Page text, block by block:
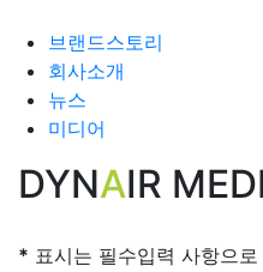
브랜드스토리
회사소개
뉴스
미디어
DYNAIR
* 표시는 필수입력 사항으